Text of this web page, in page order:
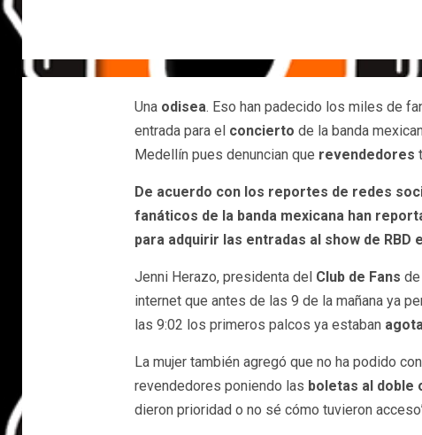
Una odisea. Eso han padecido los miles de
entrada para el concierto de la banda
Medellín pues denuncian que revendedores
De acuerdo con los reportes de redes
fanáticos de la banda mexicana han
para adquirir las entradas al show de RBD
Jenni Herazo, presidenta del Club de Fans
internet que antes de las 9 de la mañana ya
las 9:02 los primeros palcos ya estaban
La mujer también agregó que no ha podido
revendedores poniendo las boletas al doble
dieron prioridad o no sé cómo tuvieron